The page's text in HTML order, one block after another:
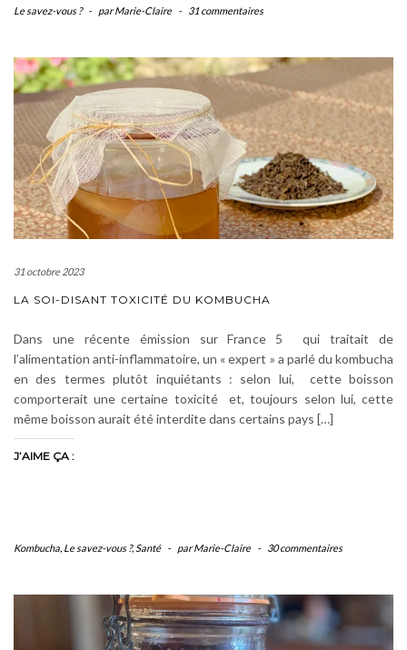
Le savez-vous ? - par Marie-Claire - 31 commentaires
31 octobre 2023
LA SOI-DISANT TOXICITÉ DU KOMBUCHA
Dans une récente émission sur France 5 qui traitait de
l’alimentation anti-inflammatoire, un « expert » a parlé du kombucha
en des termes plutôt inquiétants : selon lui, cette boisson
comporterait une certaine toxicité et, toujours selon lui, cette
même boisson aurait été interdite dans certains pays […]
J’AIME ÇA :
Kombucha, Le savez-vous ?,Santé - par Marie-Claire - 30 commentaires